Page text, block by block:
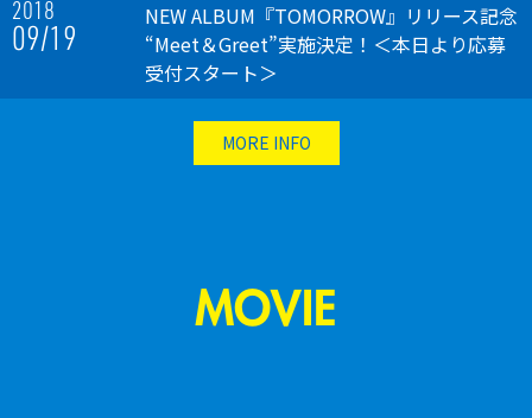
2018
09/19
NEW ALBUM『TOMORROW』リリース記念
“Meet＆Greet”実施決定！＜本日より応募
受付スタート＞
MORE INFO
MOVIE